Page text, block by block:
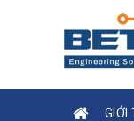
GIỚI